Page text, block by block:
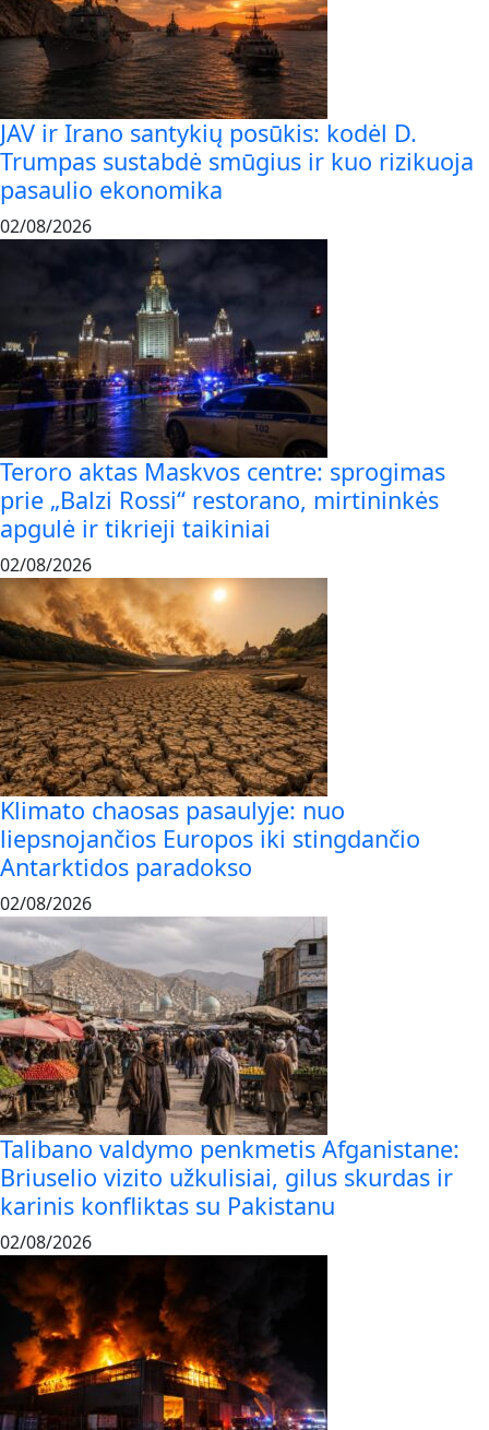
JAV ir Irano santykių posūkis: kodėl D.
Trumpas sustabdė smūgius ir kuo rizikuoja
pasaulio ekonomika
02/08/2026
Teroro aktas Maskvos centre: sprogimas
prie „Balzi Rossi“ restorano, mirtininkės
apgulė ir tikrieji taikiniai
02/08/2026
Klimato chaosas pasaulyje: nuo
liepsnojančios Europos iki stingdančio
Antarktidos paradokso
02/08/2026
Talibano valdymo penkmetis Afganistane:
Briuselio vizito užkulisiai, gilus skurdas ir
karinis konfliktas su Pakistanu
02/08/2026